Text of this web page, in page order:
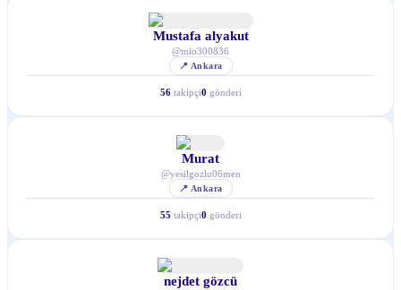
Mustafa alyakut
@mio300836
📍 Ankara
56 takipçi0 gönderi
Murat
@yesilgozlu06men
📍 Ankara
55 takipçi0 gönderi
nejdet gözcü